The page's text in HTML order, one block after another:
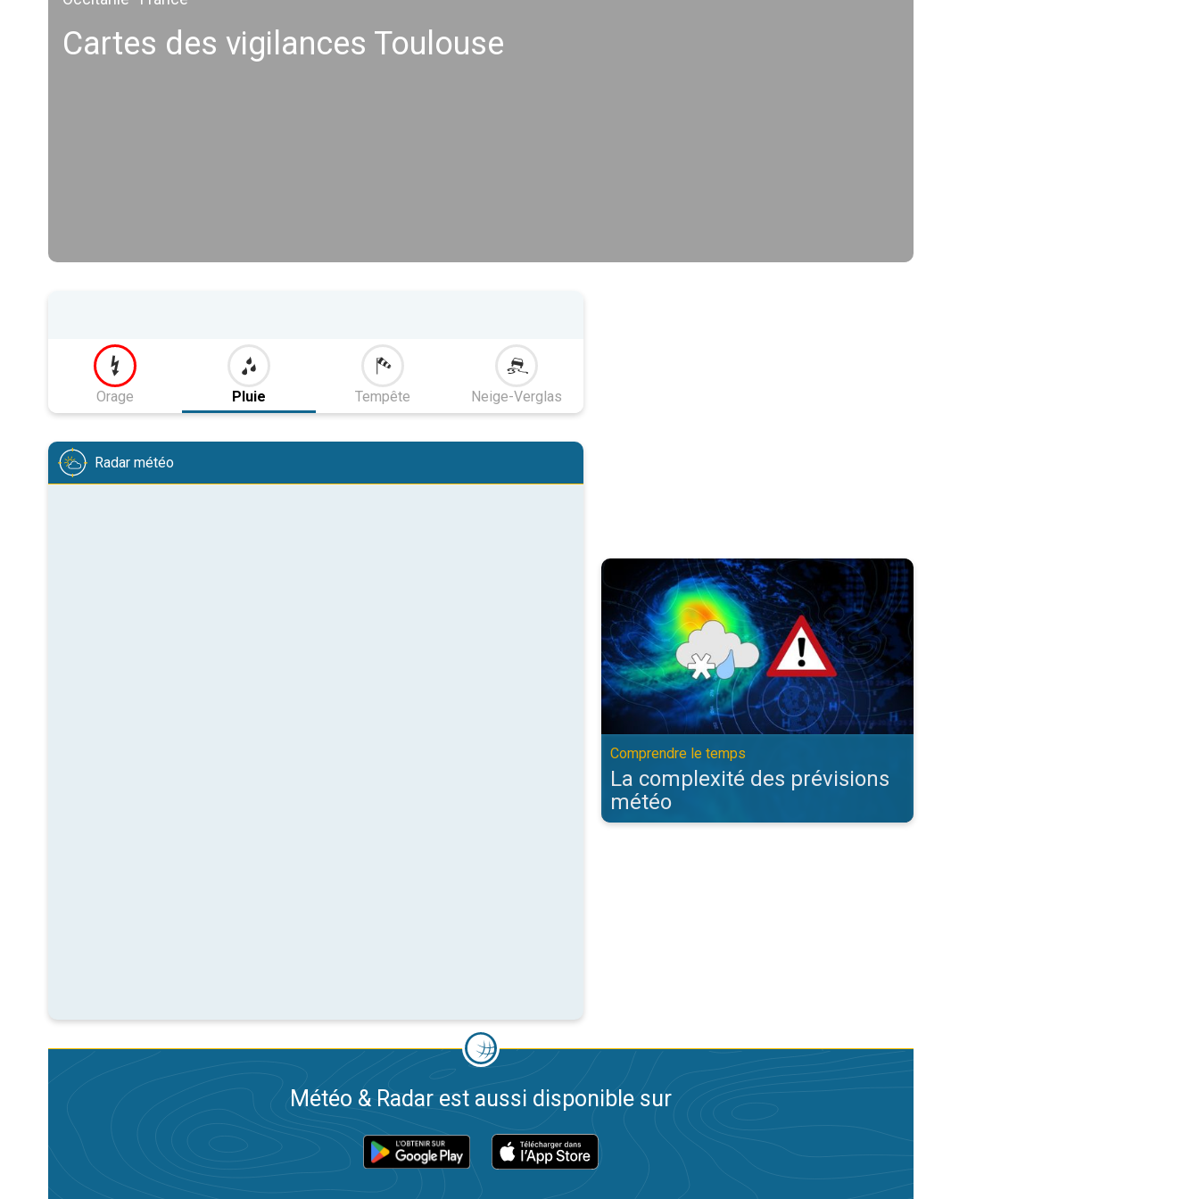
Cartes des vigilances Toulouse
Orage Pluie Tempête Neige-Verglas
Radar météo
La complexité des prévisions météo. Comprendre le temps. . .
Comprendre le temps
La complexité des prévisions
météo
Météo & Radar est aussi disponible sur